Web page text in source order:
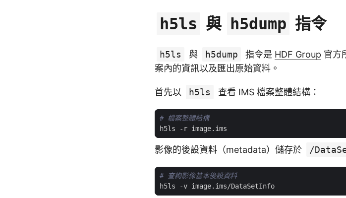
h5ls 與 h5dump 指令
h5ls 與 h5dump 指令是 HDF Group 官方
案內的資訊以及匯出原始資料。
首先以 h5ls 查看 IMS 檔案整體結構：
# 檔案整體結構
影像的後設資料（metadata）儲存於 /
# 查詢影像基本後設資料